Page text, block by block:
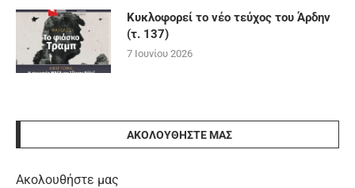
Κυκλοφορεί το νέο τεύχος του Άρδην
(τ. 137)
7 Ιουνίου 2026
ΑΚΟΛΟΥΘΉΣΤΕ ΜΑΣ
Ακολουθήστε μας